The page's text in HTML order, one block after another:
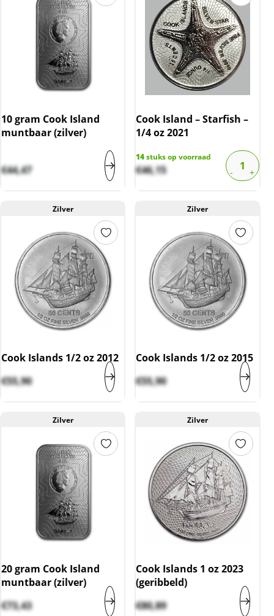
10 gram Cook Island
muntbaar (zilver)
€44,47
Cook Island – Starfish –
1/4 oz 2021
14stuks op voorraad
€46,15
Zilver
Cook Islands 1/2 oz 2012
€55,90
Zilver
Cook Islands 1/2 oz 2015
€55,90
Zilver
20 gram Cook Island
muntbaar (zilver)
€73,43
Zilver
Cook Islands 1 oz 2023
(geribbeld)
€80,89